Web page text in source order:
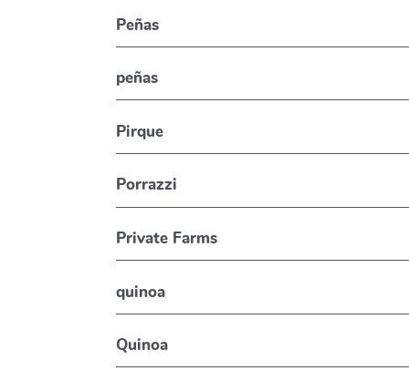
Peñas
peñas
Pirque
Porrazzi
Private Farms
quinoa
Quinoa